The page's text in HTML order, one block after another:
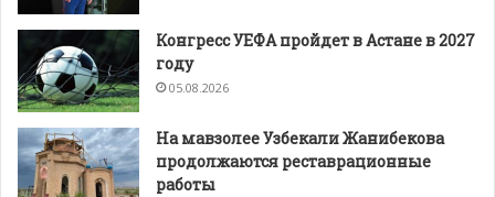
Конгресс УЕФА пройдет в Астане в 2027
году
05.08.2026
На мавзолее Узбекали Жанибекова
продолжаются реставрационные
работы